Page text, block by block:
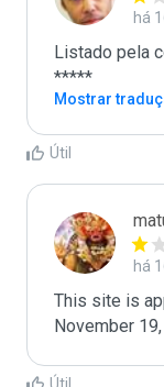
há
Listado pela
*****
Mostrar
Útil
há
This site is
November